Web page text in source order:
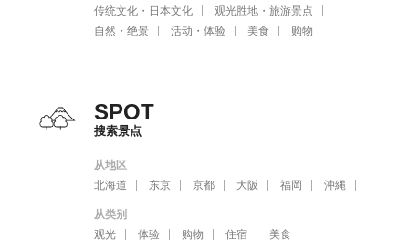
传统文化・日本文化
观光胜地・旅游景点
自然・绝景
活动・体验 美食 购物
SPOT
搜索景点
从地区
北海道
东京 京都 大阪 福岡 沖縄
从类别
观光
体验 购物 住宿 美食